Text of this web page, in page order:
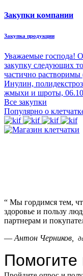
Закупки компании
Закупка продукции
Уважаемые господа!
закупку следующих
частично
Инулин,
жмыхи и шроты,
Все закупки
Популярно о
“ Мы гордимся тем,
здоровье и пользу
партнерам и
— Антон Черников,